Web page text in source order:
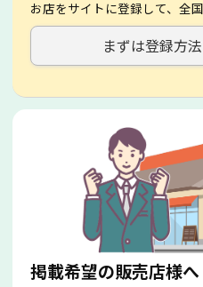
お店をサイトに登録して、全
まずは登録方
掲載希望の販売店様へ